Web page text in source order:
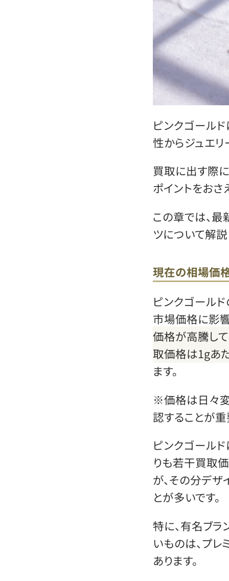
ピンクゴール
性からジュエ
買取に出す際
ポイントをおさ
この章では、
ツについて解説
現在の相場価
ピンクゴール
市場価格に影
価格が高騰して
取価格は1gあ
ます。
※価格は日々
認することが重
ピンクゴール
りも若干買取
が、その分デ
とが多いです。
特に、有名ブ
いものは、プ
あります。